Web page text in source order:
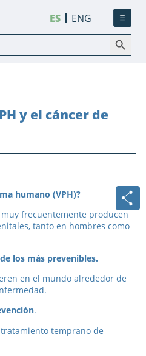
Botón de búsqueda
ES ENG
y el cáncer de
humano (VPH)?
frecuentemente producen
tanto en hombres como
los más prevenibles.
en el mundo alrededor de
.
temprano de